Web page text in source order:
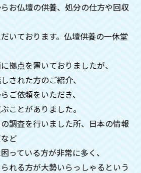
・お問い合わせ→見積もり→
にお伺い、回収→お支払い→
供養証明証発行。といった
す。
知られたくないのです
さい。搬出時には中身がわか
包などをいたしますので、
られることはございませ
お仏壇の供養、処分の仕方や回収
いております。仏壇供養の一休堂
拠点を置いておりましたが、
された方のご紹介、
ご依頼をいただき、
ことがありました。
調査を⾏いました所、日本の情報
ど
っている方が非常に多く、
れる方が大勢いらっしゃるという